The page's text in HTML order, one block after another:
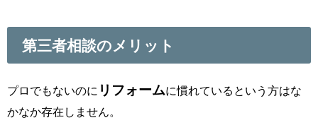
第三者相談のメリット
プロでもないのに リフォームに慣れているという方はな
かなか存在しません。